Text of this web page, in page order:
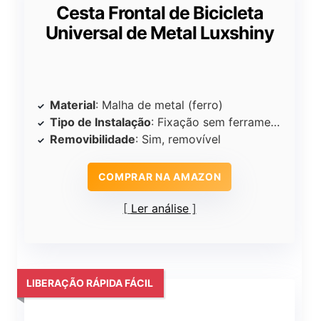
Cesta Frontal de Bicicleta
Universal de Metal Luxshiny
Material: Malha de metal (ferro)
Tipo de Instalação: Fixação sem ferramentas com cintas
Removibilidade: Sim, removível
COMPRAR NA AMAZON
Ler análise
LIBERAÇÃO RÁPIDA FÁCIL